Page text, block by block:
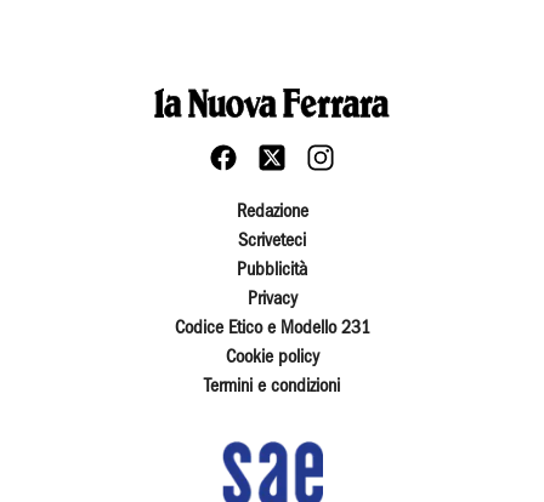
Redazione
Scriveteci
Pubblicità
Privacy
Codice Etico e Modello 231
Cookie policy
Termini e condizioni